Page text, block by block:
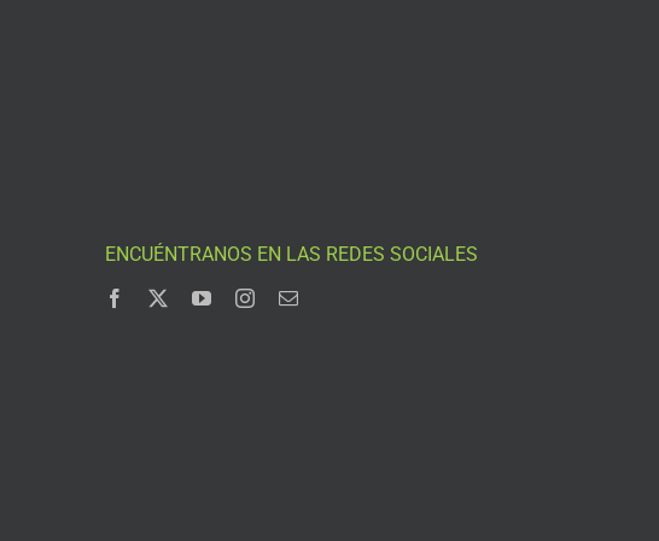
ENCUÉNTRANOS EN LAS REDES SOCIALES